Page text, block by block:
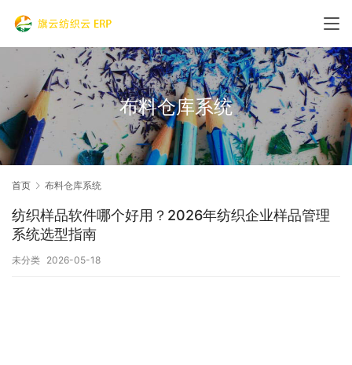
布料仓库系统
首页 布料仓库系统
纺织样品软件哪个好用？2026年纺织企业样品管理
系统选型指南
未分类 2026-05-18